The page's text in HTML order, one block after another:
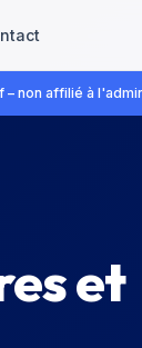
non affilié à
et